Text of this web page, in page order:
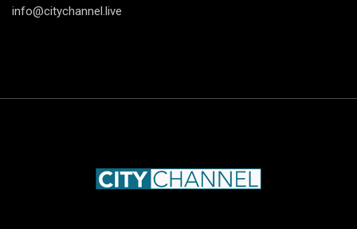
info@citychannel.live